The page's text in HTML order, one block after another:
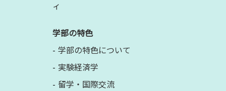
ィ
学部の特色
学部の特色について
実験経済学
留学・国際交流